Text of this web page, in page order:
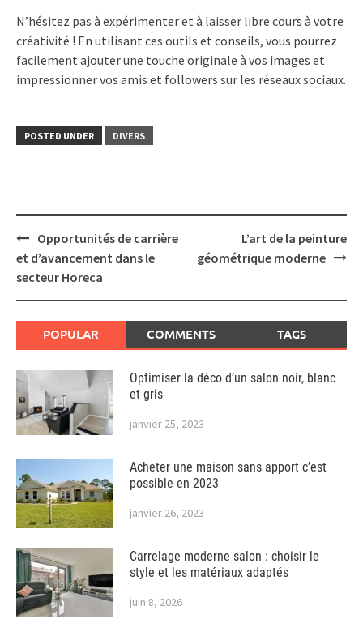
N’hésitez pas à expérimenter et à laisser libre cours à votre
créativité ! En utilisant ces outils et conseils, vous pourrez
facilement ajouter une touche originale à vos images et
impressionner vos amis et followers sur les réseaux sociaux.
POSTED UNDER DIVERS
Post
navigation
Opportunités de carrière
et d’avancement dans le
secteur Horeca
L’art de la peinture
géométrique moderne
POPULAR COMMENTS TAGS
Optimiser la déco d’un salon noir, blanc
et gris
janvier 25, 2023
Acheter une maison sans apport c’est
possible en 2023
janvier 26, 2023
Carrelage moderne salon : choisir le
style et les matériaux adaptés
juin 8, 2026